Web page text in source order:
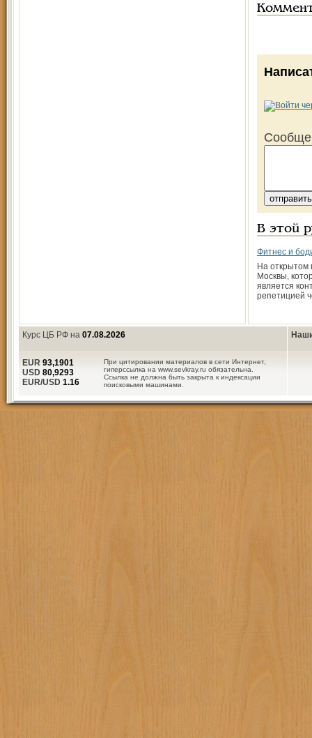
В этой
Фитнес и
На открытом
Москвы,
является
репетицией
Курс ЦБ РФ на 07.08.2026
При цитировании материалов в сети Интернет,
гиперссылка на www.sevkray.ru обязательна.
Ссылка не должна быть закрыта к индексации
поисковыми машинами.
EUR 93,1901
USD 80,9293
EUR/USD 1.16